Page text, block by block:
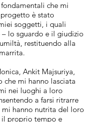
che mi
è stato
soggetti, i quali
– lo sguardo e il giudizio
restituendo alla
Ankit Majsuriya,
mi hanno lasciata
nei luoghi a loro
a farsi ritrarre
mi hanno nutrita del loro
il proprio tempo e